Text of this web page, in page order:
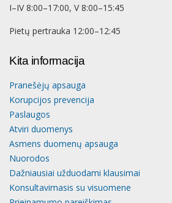
I–IV 8:00–17:00, V 8:00–15:45
Pietų pertrauka 12:00–12:45
Kita informacija
Pranešėjų apsauga
Korupcijos prevencija
Paslaugos
Atviri duomenys
Asmens duomenų apsauga
Nuorodos
Dažniausiai užduodami klausimai
Konsultavimasis su visuomene